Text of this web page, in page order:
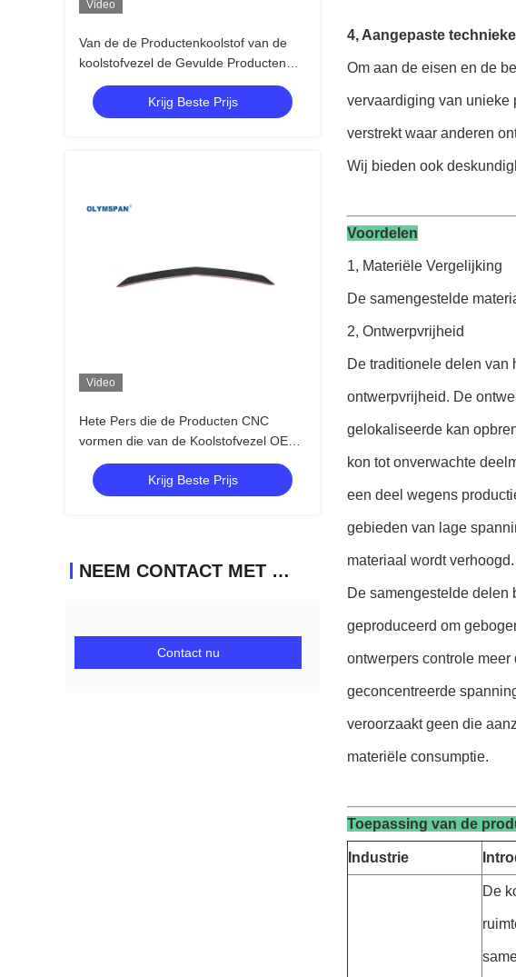
Video
Van de de Productenkoolstof van de
koolstofvezel de Gevulde Producten
Vezel Op hoge temperatuur
Krijg Beste Prijs
Video
Hete Pers die de Producten CNC
vormen die van de Koolstofvezel OEM
Ontwerp snijden
Krijg Beste Prijs
NEEM CONTACT MET ONS OP
Contact nu
4, Aangepaste
Om aan de eisen en de
vervaardiging van unieke
verstrekt waar anderen
Wij bieden ook
Voordelen
1, Materiële Vergelijking
De samengestelde
2, Ontwerpvrijheid
De traditionele delen van
ontwerpvrijheid. De
gelokaliseerde kan
kon tot onverwachte
een deel wegens
gebieden van lage
materiaal wordt verhoogd.
De samengestelde delen
geproduceerd om
ontwerpers controle
geconcentreerde
veroorzaakt geen die
materiële consumptie.
Toepassing van de
Industrie
De